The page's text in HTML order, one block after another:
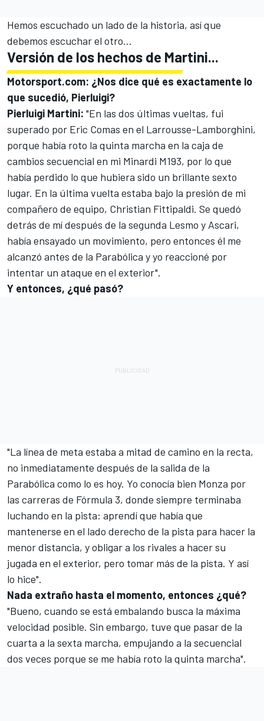
Hemos escuchado un lado de la historia, así que
debemos escuchar el otro...
Versión de los hechos de Martini...
Motorsport.com: ¿Nos dice qué es exactamente lo
que sucedió, Pierluigi?
Pierluigi Martini: "En las dos últimas vueltas, fui
superado por Eric Comas en el Larrousse-Lamborghini,
porque había roto la quinta marcha en la caja de
cambios secuencial en mi Minardi M193, por lo que
había perdido lo que hubiera sido un brillante sexto
lugar. En la última vuelta estaba bajo la presión de mi
compañero de equipo, Christian Fittipaldi. Se quedó
detrás de mí después de la segunda Lesmo y Ascari,
había ensayado un movimiento, pero entonces él me
alcanzó antes de la Parabólica y yo reaccioné por
intentar un ataque en el exterior".
Y entonces, ¿qué pasó?
"La línea de meta estaba a mitad de camino en la recta,
no inmediatamente después de la salida de la
Parabólica como lo es hoy. Yo conocía bien Monza por
las carreras de Fórmula 3, donde siempre terminaba
luchando en la pista: aprendí que había que
mantenerse en el lado derecho de la pista para hacer la
menor distancia, y obligar a los rivales a hacer su
jugada en el exterior, pero tomar más de la pista. Y así
lo hice".
Nada extraño hasta el momento, entonces ¿qué?
"Bueno, cuando se está embalando busca la máxima
velocidad posible. Sin embargo, tuve que pasar de la
cuarta a la sexta marcha, empujando a la secuencial
dos veces porque se me había roto la quinta marcha".